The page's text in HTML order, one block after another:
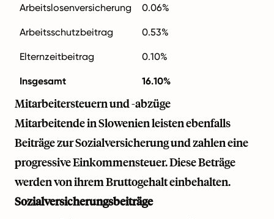
Arbeitslosenversicherung 0.06%
Arbeitsschutzbeitrag 0.53%
Elternzeitbeitrag 0.10%
Insgesamt 16.10%
Mitarbeitersteuern und -abzüge
Mitarbeitende in Slowenien leisten ebenfalls
Beiträge zur Sozialversicherung und zahlen eine
progres­sive Einkommensteuer. Diese Beträge
werden von ihrem Bruttogehalt einbehalten.
Sozialversicherungsbeiträge